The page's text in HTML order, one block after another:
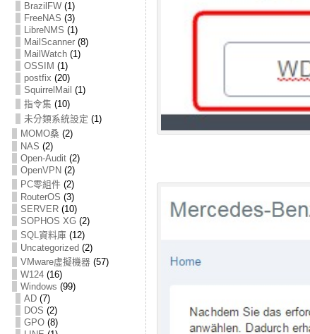
BrazilFW(1)
FreeNAS (3)
LibreNMS (1)
MailScanner(8)
MailWatch(1)
OSSIM (1)
postfix (20)
SquirrelMail (1)
指令集 (10)
未分類系統設定 (1)
MOMO桑 (2)
NAS (2)
Open-Audit(2)
OpenVPN (2)
PC零組件(2)
RouterOS (3)
SERVER(10)
SOPHOS XG (2)
SQL資料庫(12)
Uncategorized (2)
VMware虛擬機器 (57)
W124(16)
Windows (99)
AD(7)
DOS (2)
GPO(8)